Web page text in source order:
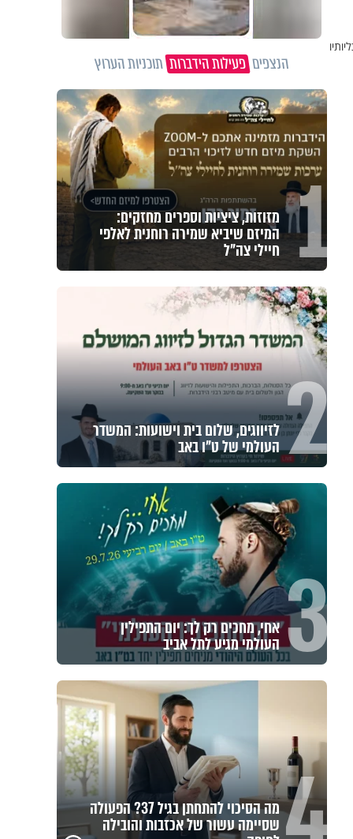
הנצפיםפעילות הידברותתוכניות הערוץ
1 מזוזות, ציציות וספרים מחזקים:
המיזם שיביא שמירה רוחנית לאלפי
חיילי צה"ל
2 לזיווגים, שלום בית וישועות: המשדר
העולמי של ט"ו באב
3 אחי, מחכים רק לך: יום התפילין
העולמי מגיע לתל אביב
מה הסיכוי להתחתן בגיל 37? הפעולה
שסיימה עשור של אכזבות והובילה